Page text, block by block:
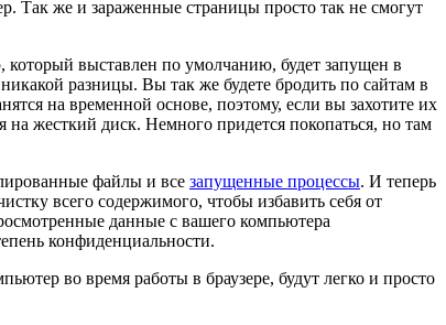
Так же и зараженные страницы просто так не смогут
который выставлен по умолчанию, будет запущен в
разницы. Вы так же будете бродить по сайтам в
на временной основе, поэтому, если вы захотите их
на жесткий диск. Немного придется покопаться, но там
файлы и все запущенные процессы. И теперь
всего содержимого, чтобы избавить себя от
данные с вашего компьютера
конфиденциальности.
во время работы в браузере, будут легко и просто